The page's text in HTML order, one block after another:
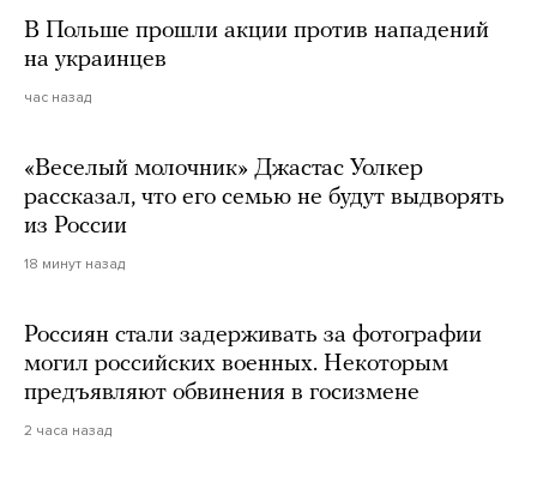
В Польше прошли акции против нападений
на украинцев
час назад
«Веселый молочник» Джастас Уолкер
рассказал, что его семью не будут выдворять
из России
18 минут назад
Россиян стали задерживать за фотографии
могил российских военных. Некоторым
предъявляют обвинения в госизмене
2 часа назад